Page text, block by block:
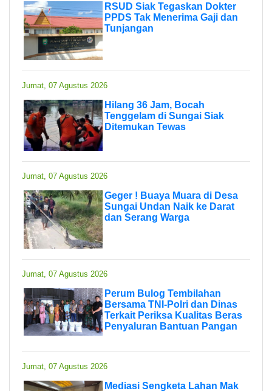
RSUD Siak Tegaskan Dokter
PPDS Tak Menerima Gaji dan
Tunjangan
Jumat, 07 Agustus 2026
Hilang 36 Jam, Bocah
Tenggelam di Sungai Siak
Ditemukan Tewas
Jumat, 07 Agustus 2026
Geger ! Buaya Muara di Desa
Sungai Undan Naik ke Darat
dan Serang Warga
Jumat, 07 Agustus 2026
Perum Bulog Tembilahan
Bersama TNI-Polri dan Dinas
Terkait Periksa Kualitas Beras
Penyaluran Bantuan Pangan
Jumat, 07 Agustus 2026
Mediasi Sengketa Lahan Mak